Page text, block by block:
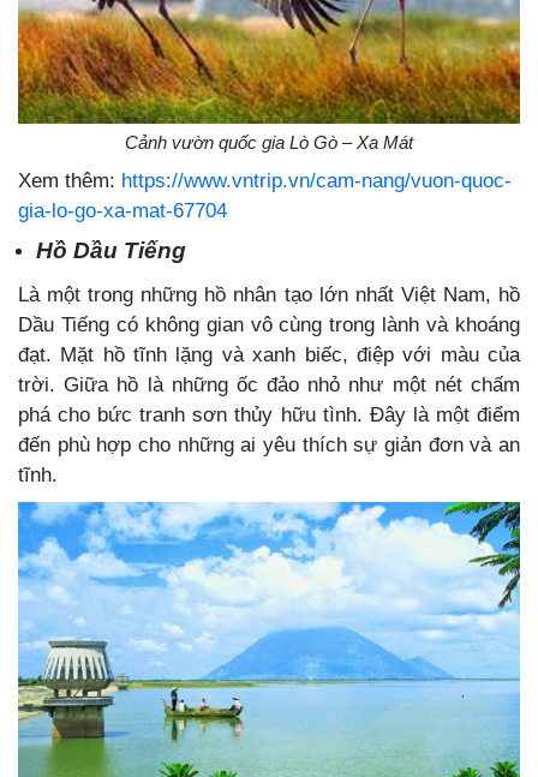
Cảnh vườn quốc gia Lò Gò – Xa Mát
Xem thêm: https://www.vntrip.vn/cam-nang/vuon-quoc-
gia-lo-go-xa-mat-67704
Hồ Dầu Tiếng
Là một trong những hồ nhân tạo lớn nhất Việt Nam, hồ
Dầu Tiếng có không gian vô cùng trong lành và khoáng
đạt. Mặt hồ tĩnh lặng và xanh biếc, điệp với màu của
trời. Giữa hồ là những ốc đảo nhỏ như một nét chấm
phá cho bức tranh sơn thủy hữu tình. Đây là một điểm
đến phù hợp cho những ai yêu thích sự giản đơn và an
tĩnh.